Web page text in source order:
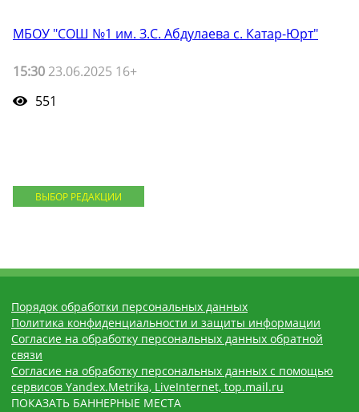
МБОУ "СОШ №1 им. З.С. Абдулаева с. Катар-Юрт"
15:30 23.06.2025 16+
551
ВЫБОР РЕДАКЦИИ
Порядок обработки персональных данных
Политика конфиденциальности и защиты информации
Согласие на обработку персональных данных обратной
связи
Согласие на обработку персональных данных с помощью
сервисов Yandex.Metrika, LiveInternet, top.mail.ru
ПОКАЗАТЬ БАННЕРНЫЕ МЕСТА